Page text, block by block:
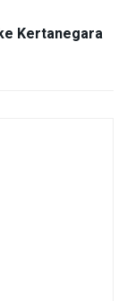
Kertanegara